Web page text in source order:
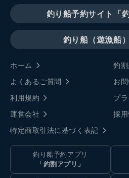
釣り船予約サイト「
釣り船（遊漁船
ホーム
釣
よくあるご質問
お
利用規約
プ
運営会社
採
特定商取引法に基づく表記
釣り船予約アプリ
「釣割アプリ」